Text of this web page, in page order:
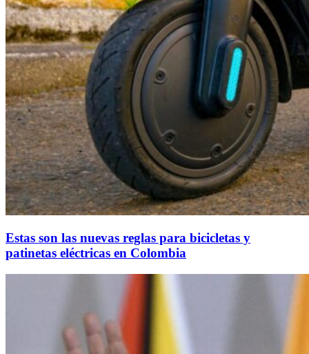
Estas son las nuevas reglas para bicicletas y
patinetas eléctricas en Colombia